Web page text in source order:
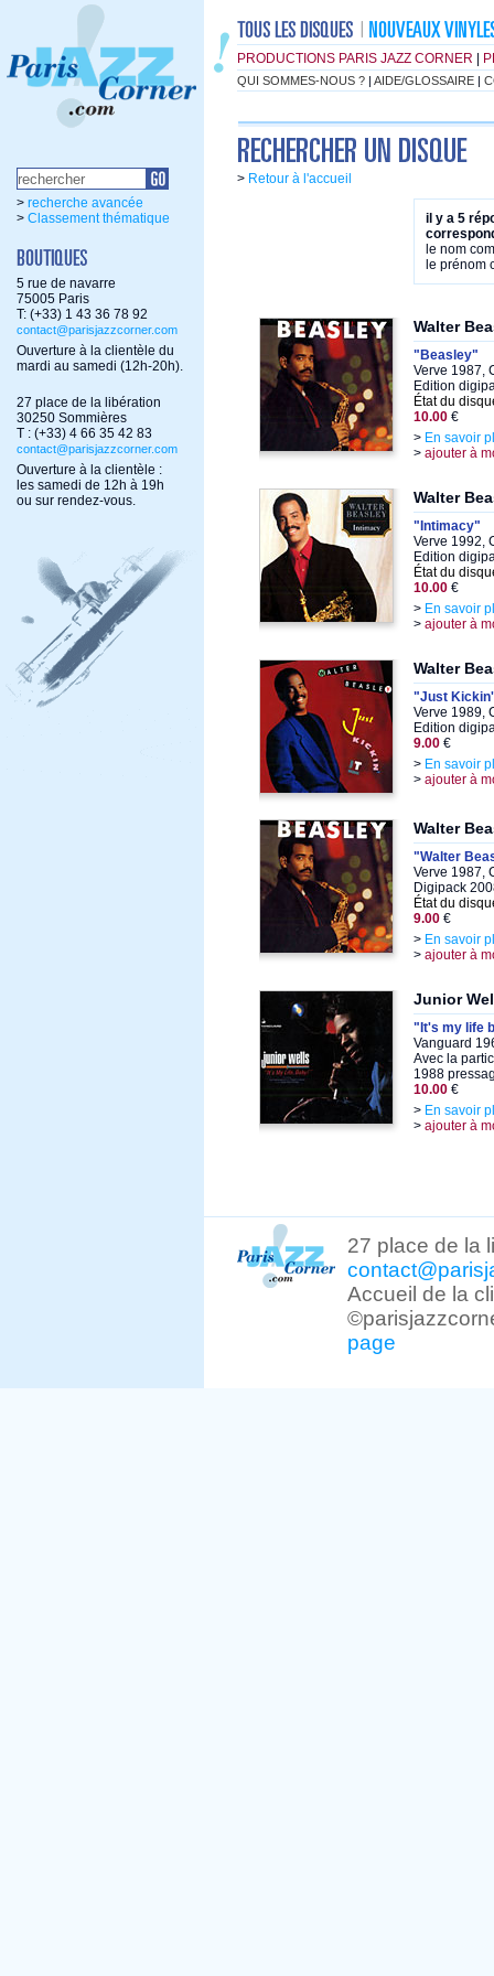
PRODUCTIONS PARIS JAZZ CORNER
QUI SOMMES-NOUS ? | AIDE/GLOSSAIRE |
> recherche avancée
> Classement thématique
5 rue de navarre
75005 Paris
T: (+33) 1 43 36 78 92
contact@parisjazzcorner.com
Ouverture à la clientèle du
mardi au samedi (12h-20h).
27 place de la libération
30250 Sommières
T : (+33) 4 66 35 42 83
contact@parisjazzcorner.com
Ouverture à la clientèle :
les samedi de 12h à 19h
ou sur rendez-vous.
> Retour à l'accueil
il y a 5
le nom
le prénom
Walter
"Beasley"
Verve 1987,
Edition
État du
10.00 €
> En savoir
> ajouter à
Walter
"Intimacy"
Verve 1992,
Edition
État du
10.00 €
> En savoir
> ajouter à
Walter
"Just
Verve 1989,
Edition
9.00 €
> En savoir
> ajouter à
Walter
"Walter
Verve 1987,
Digipack
État du
9.00 €
> En savoir
> ajouter à
Junior
"It's my life
Vanguard
Avec la
1988
10.00 €
> En savoir
> ajouter à
27 place de la
Accueil de la
page